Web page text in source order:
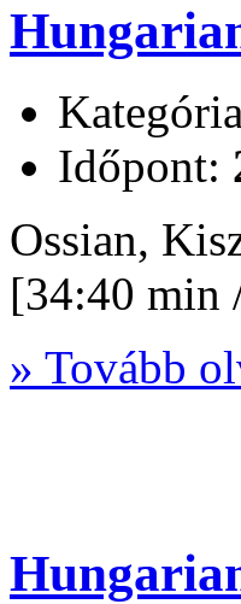
Időpont:
Ossian,
[34:40 min
» Tovább